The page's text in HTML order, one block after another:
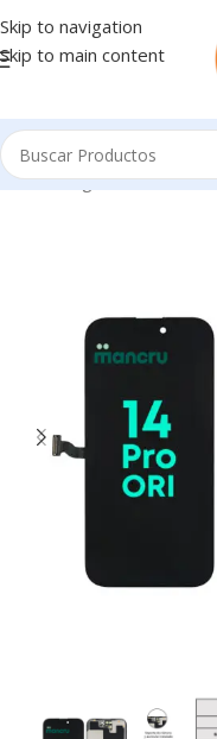
Skip to navigation
Skip to main content
Inicio/Ingresando